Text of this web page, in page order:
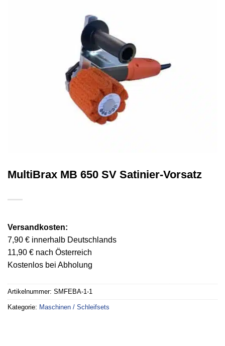
MultiBrax MB 650 SV Satinier-Vorsatz
Versandkosten:
7,90 € innerhalb Deutschlands
11,90 € nach Österreich
Kostenlos bei Abholung
Artikelnummer: SMFEBA-1-1
Kategorie: Maschinen / Schleifsets